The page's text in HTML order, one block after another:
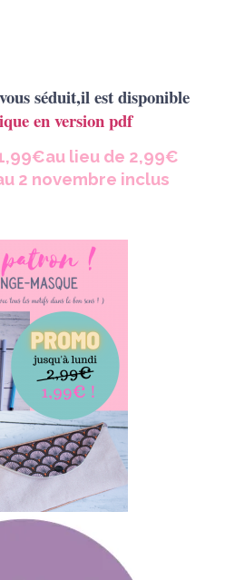
séduit,il est disponible
en version pdf
lieu de 2,99€
2 novembre inclus